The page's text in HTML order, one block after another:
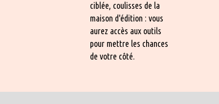
ciblée, coulisses de la
maison d'édition : vous
aurez accès aux outils
pour mettre les chances
de votre côté.